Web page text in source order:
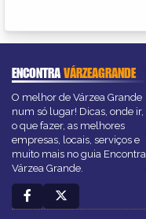
ENCONTRAVÁRZEAGRANDE
O melhor de Várzea Grande
num só lugar! Dicas, onde ir,
o que fazer, as melhores
empresas, locais, serviços e
muito mais no guia Encontra
Várzea Grande.